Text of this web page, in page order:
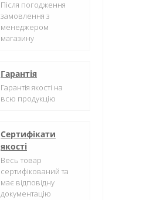
Після погодження
замовлення з
менеджером
магазину
Гарантія
Гарантія якості на
всю продукцію
Сертифікати
якості
Весь товар
сертифікований та
має відповідну
документацію